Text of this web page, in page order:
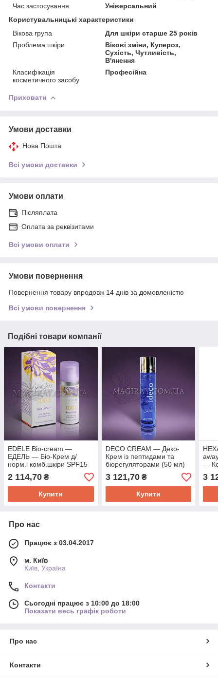
Час застосування
Універсальний
Користувальницькі характеристики
Вікова група
Для шкіри старше 25 років
Проблема шкіри
Вікові зміни, Купероз,
Сухість, Чутливість,
В'янення
Класифікація
косметичного засобу
Професійна
Приховати
Умови доставки
Нова Пошта
Всі умови доставки
Умови оплати
Післяплата
Оплата за реквізитами
Всі умови оплати
Умови повернення
Повернення товару впродовж 14 днів за домовленістю
Всі умови повернення
Подібні товари компанії
EDELE Bio-cream —
ЕДЕЛЬ — Біо-Крем д/
норм.і комб.шкіри SPF15
(50 мл)
2 114,70 ₴
Купити
DECO CREAM — Деко-
Крем із пептидами та
біорегуляторами (50 мл)
3 121,70₴
Купити
—
3
Про нас
Працює з 03.04.2017
м. Київ
Київ, Україна
Контакти
Сьогодні працює з 10:00 до 18:00
Показати весь графік роботи
Про нас
Контакти